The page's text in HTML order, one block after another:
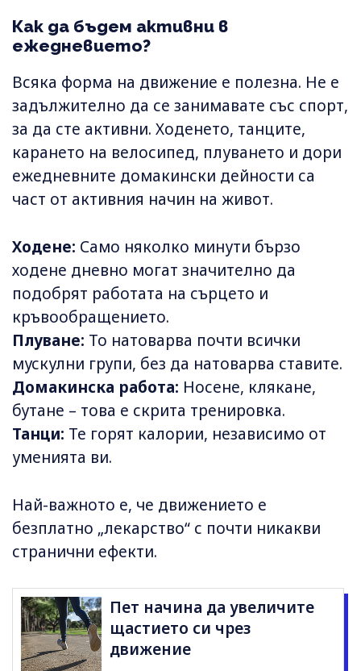
Как да бъдем активни в
ежедневието?
Всяка форма на движение е полезна. Не е
задължително да се занимавате със спорт,
за да сте активни. Ходенето, танците,
карането на велосипед, плуването и дори
ежедневните домакински дейности са
част от активния начин на живот.
Ходене: Само няколко минути бързо
ходене дневно могат значително да
подобрят работата на сърцето и
кръвообращението.
Плуване: То натоварва почти всички
мускулни групи, без да натоварва ставите.
Домакинска работа: Носене, клякане,
бутане – това е скрита тренировка.
Танци: Те горят калории, независимо от
уменията ви.
Най-важното е, че движението е
безплатно „лекарство“ с почти никакви
странични ефекти.
Пет начина да увеличите
щастието си чрез
движение